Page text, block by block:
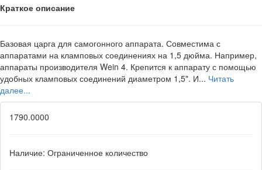
Краткое описание
Базовая царга для самогонного аппарата. Совместима с
аппаратами на кламповых соединениях на 1,5 дюйма. Например,
аппараты производителя Wein 4. Крепится к аппарату с помощью
удобных кламповых соединений диаметром 1,5". И... Читать
далее...
1790.0000
Наличие: Ограниченное количество